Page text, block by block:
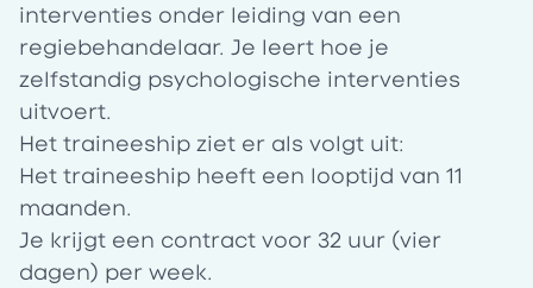
interventies onder leiding van een
regiebehandelaar. Je leert hoe je
zelfstandig psychologische interventies
uitvoert.
Het traineeship ziet er als volgt uit:
Het traineeship heeft een looptijd van 11
maanden.
Je krijgt een contract voor 32 uur (vier
dagen) per week.